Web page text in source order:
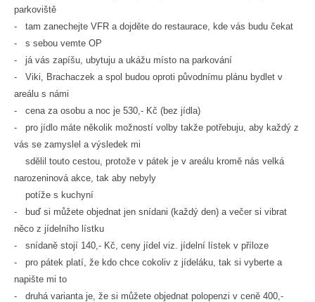
parkoviště
- tam zanechejte VFR a dojděte do restaurace, kde vás budu čekat
- s sebou vemte OP
- já vás zapíšu, ubytuju a ukážu místo na parkování
- Viki, Brachaczek a spol budou oproti původnímu plánu bydlet v
areálu s námi
- cena za osobu a noc je 530,- Kč (bez jídla)
- pro jídlo máte několik možností volby takže potřebuju, aby každý z
vás se zamyslel a výsledek mi
sdělil touto cestou, protože v pátek je v areálu kromě nás velká
narozeninová akce, tak aby nebyly
potíže s kuchyní
- buď si můžete objednat jen snídani (každý den) a večer si vibrat
něco z jídelního lístku
- snídaně stojí 140,- Kč, ceny jídel viz. jídelní lístek v příloze
- pro pátek platí, že kdo chce cokoliv z jídeláku, tak si vyberte a
napište mi to
- druhá varianta je, že si můžete objednat polopenzi v ceně 400,-